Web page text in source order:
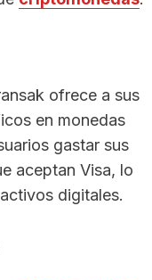
ofrece a sus
en monedas
gastar sus
aceptan Visa, lo
digitales.